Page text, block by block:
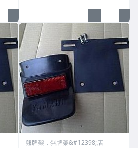
翹牌架，斜牌架&#12398;店